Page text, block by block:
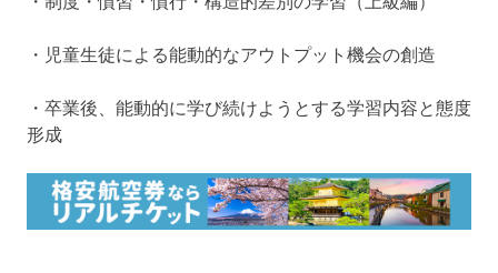
・児童生徒による能動的なアウトプット機会の創造
・卒業後、能動的に学び続けようとする学習内容と態度
形成